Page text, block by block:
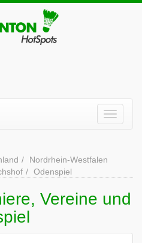
Nordrhein-Westfalen
Odenspiel
Vereine und